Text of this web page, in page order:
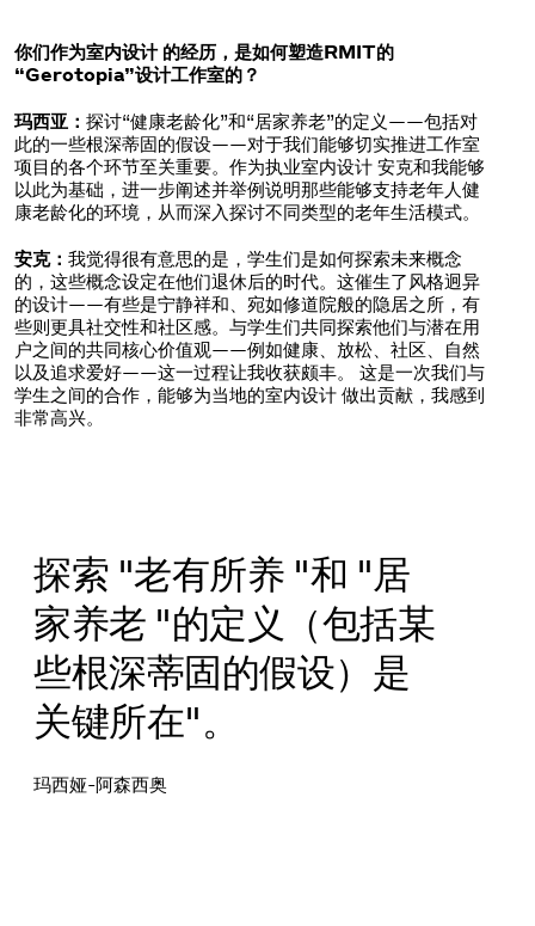
你们作为室内设计 的经历，是如何塑造RMIT的
“Gerotopia”设计工作室的？
玛西亚： 探讨“健康老龄化”和“居家养老”的定义——包括对
此的一些根深蒂固的假设——对于我们能够切实推进工作室
项目的各个环节至关重要。作为执业室内设计 安克和我能够
以此为基础，进一步阐述并举例说明那些能够支持老年人健
康老龄化的环境，从而深入探讨不同类型的老年生活模式。
安克： 我觉得很有意思的是，学生们是如何探索未来概念
的，这些概念设定在他们退休后的时代。这催生了风格迥异
的设计——有些是宁静祥和、宛如修道院般的隐居之所，有
些则更具社交性和社区感。与学生们共同探索他们与潜在用
户之间的共同核心价值观——例如健康、放松、社区、自然
以及追求爱好——这一过程让我收获颇丰。 这是一次我们与
学生之间的合作，能够为当地的室内设计 做出贡献，我感到
非常高兴。
探索 "老有所养 "和 "居
家养老 "的定义（包括某
些根深蒂固的假设）是
关键所在"。
玛西娅-阿森西奥